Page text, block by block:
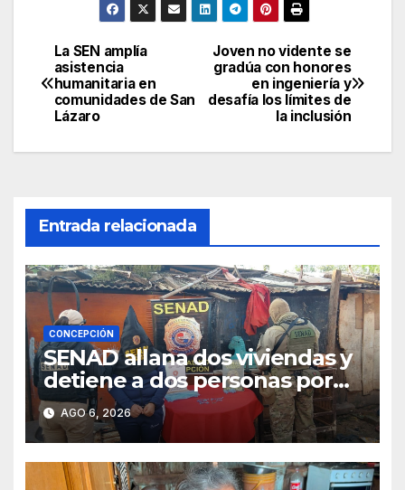
Navegación
de
Joven no vidente se
gradúa con honores
en ingeniería y
desafía los límites de
la inclusión
La SEN amplía
asistencia
humanitaria en
comunidades de San
Lázaro
Entrada relacionada
CONCEPCIÓN
SENAD allana dos viviendas y
detiene a dos personas por
presunto microtráfico en
Concepción
AGO 6, 2026